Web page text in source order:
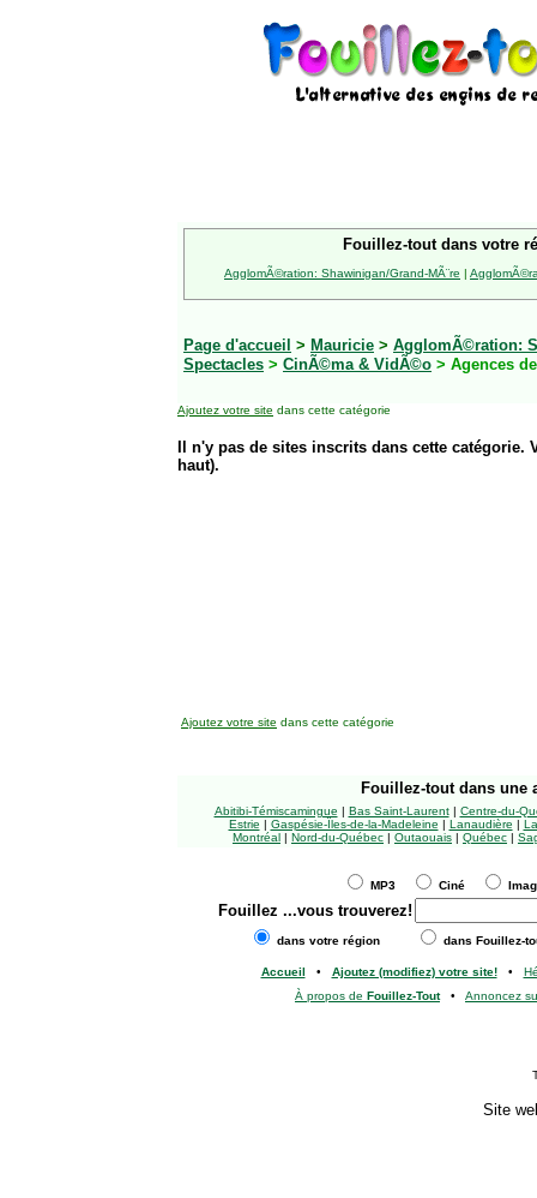
Fouillez-tout dans votre
AgglomÃ©ration: Shawinigan/Grand-MÃ¨re |
Page d'accueil > Mauricie > AgglomÃ©ration:
Spectacles > CinÃ©ma & VidÃ©o > Agences
Ajoutez votre site dans cette catégorie
Il n'y pas de sites inscrits dans cette
haut).
Ajoutez votre site dans cette catégorie
Fouillez-tout dans une
Abitibi-Témiscamingue | Bas Saint-Laurent| Centre-du-
Estrie | Gaspésie-Îles-de-la-Madeleine | Lanaudière |
Montréal | Nord-du-Québec | Outaouais | Québec |
MP3 Ciné
Fouillez ...vous trouverez!
dans votre région dans Fouillez-
Accueil • Ajoutez (modifiez) votre site!•
À propos de Fouillez-Tout• Annoncez
Site